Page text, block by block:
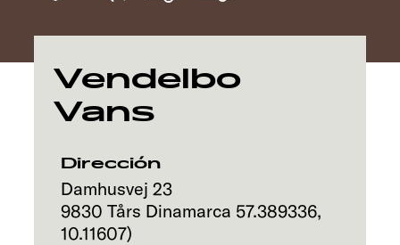
Encuentra tu Sunlight
Búsqueda de
concesionarios
Servicio
Vendelbo
Vans
Dirección
Damhusvej 23
9830 Tårs Dinamarca 57.389336,
10.11607)